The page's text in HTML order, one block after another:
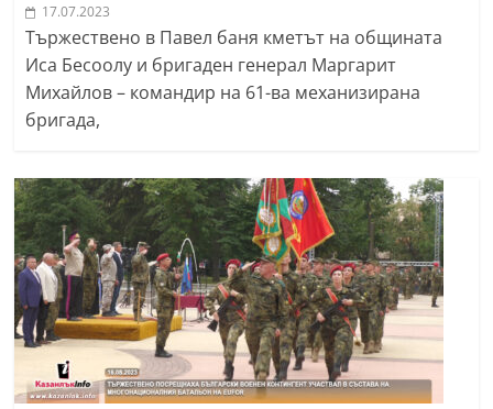
17.07.2023
Тържествено в Павел баня кметът на общината
Иса Бесоолу и бригаден генерал Маргарит
Михайлов – командир на 61-ва механизирана
бригада,